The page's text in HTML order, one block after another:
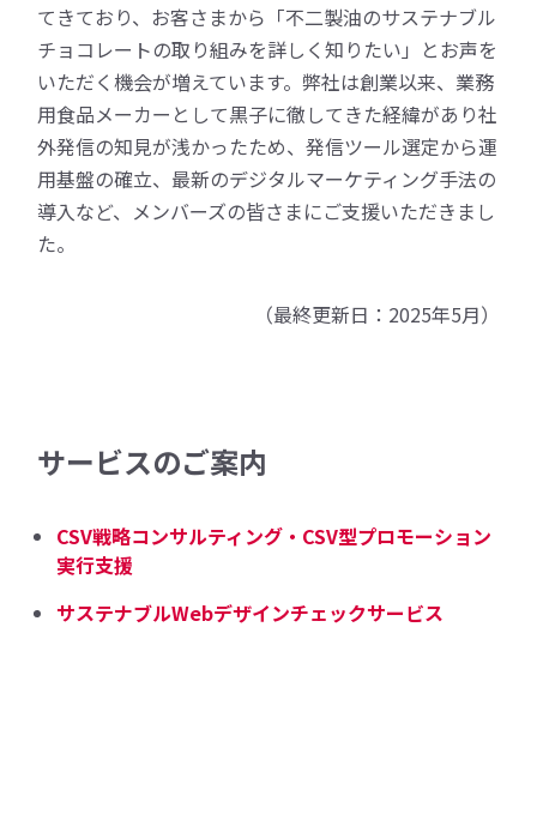
てきており、お客さまから「不二製油のサステナブル
チョコレートの取り組みを詳しく知りたい」とお声を
いただく機会が増えています。弊社は創業以来、業務
用食品メーカーとして黒子に徹してきた経緯があり社
外発信の知見が浅かったため、発信ツール選定から運
用基盤の確立、最新のデジタルマーケティング手法の
導入など、メンバーズの皆さまにご支援いただきまし
た。
（最終更新日：2025年5月）
サービスのご案内
CSV戦略コンサルティング・CSV型プロモーション
実行支援
サステナブルWebデザインチェックサービス